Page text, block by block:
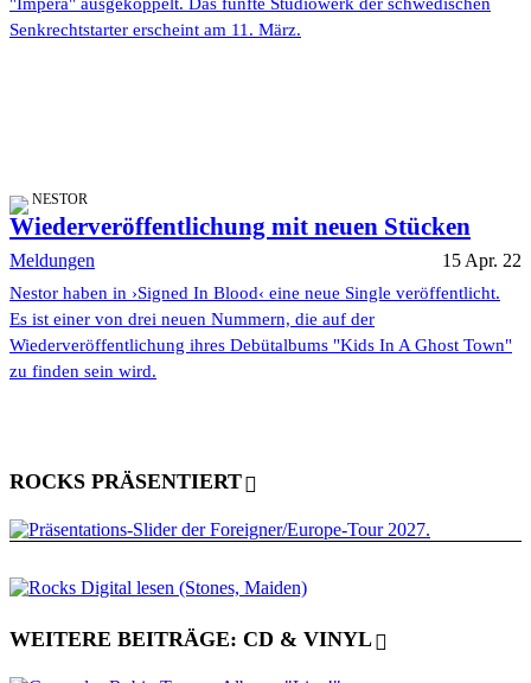
Senkrechtstarter erscheint am 11. März.
NESTOR
Wiederveröffentlichung mit neuen Stücken
Meldungen 15 Apr. 22
Nestor haben in ›Signed In Blood‹ eine neue Single veröffentlicht.
Es ist einer von drei neuen Nummern, die auf der
Wiederveröffentlichung ihres Debütalbums "Kids In A Ghost Town"
zu finden sein wird.
ROCKS PRÄSENTIERT
WEITERE BEITRÄGE: CD & VINYL